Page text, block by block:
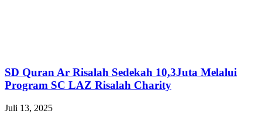
SD Quran Ar Risalah Sedekah 10,3Juta Melalui
Program SC LAZ Risalah Charity
Juli 13, 2025